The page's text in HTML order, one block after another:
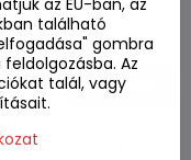
Kosárba
tészta 62g
az EU-ban, az
található
gombra
Az
talál, vagy